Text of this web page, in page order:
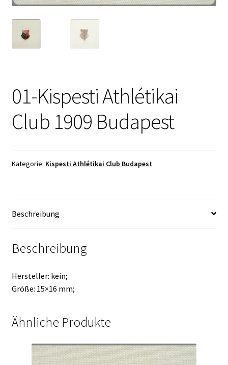
01-Kispesti Athlétikai
Club 1909 Budapest
Kategorie: Kispesti Athlétikai Club Budapest
Beschreibung
Beschreibung
Hersteller: kein;
Größe: 15×16 mm;
Ähnliche Produkte